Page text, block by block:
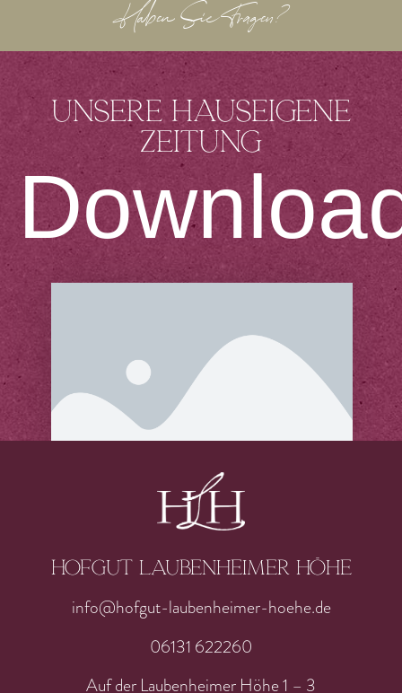
Haben Sie Fragen?
Unsere hauseigene
Zeitung
Hofgut laubenheimer höhe
info@hofgut-laubenheimer-hoehe.de
06131 622260
Auf der Laubenheimer Höhe 1 – 3